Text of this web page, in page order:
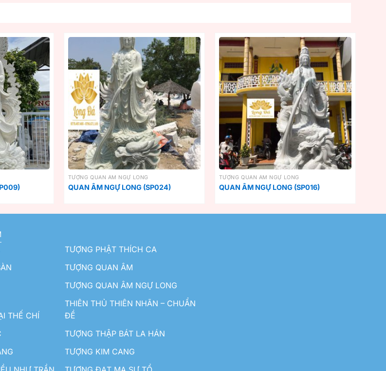
TƯỢNG QUAN ÂM NGỰ LONG
QUAN ÂM NGỰ LONG (SP024)
TƯỢNG QUAN ÂM NGỰ LONG
QUAN ÂM NGỰ LONG (SP016)
TƯỢNG PHẬT THÍCH CA
TƯỢNG QUAN ÂM
TƯỢNG QUAN ÂM NGỰ LONG
THẾ CHÍ
THIÊN THỦ THIÊN NHÃN – CHUẨN
ĐỀ
TƯỢNG THẬP BÁT LA HÁN
TƯỢNG KIM CANG